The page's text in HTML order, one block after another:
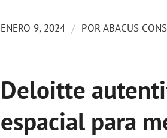
ENERO 9, 2024 / PORABACUS
Deloitte
espacial para